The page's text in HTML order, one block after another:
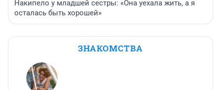
Накипело у младшей сестры: «Она уехала жить, а я
осталась быть хорошей»
ЗНАКОМСТВА